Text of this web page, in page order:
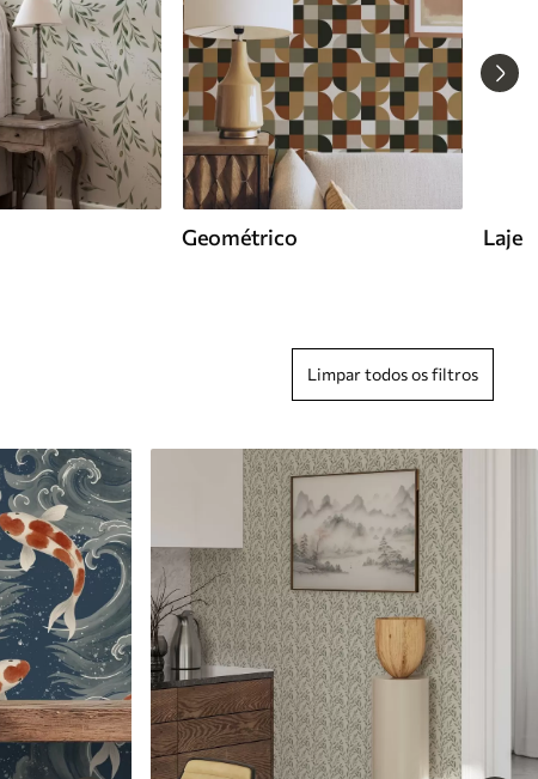
Geométrico Laje
Limpar todos os filtros